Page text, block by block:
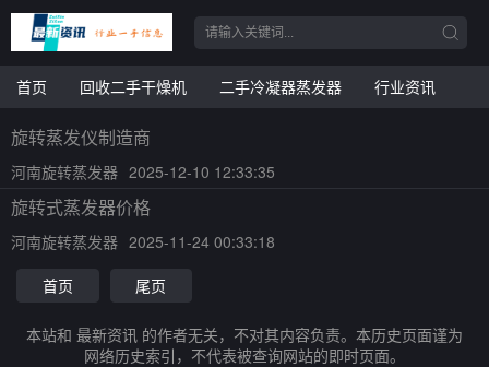
首页 回收二手干燥机 二手冷凝器蒸发器 行业资讯
旋转蒸发仪制造商
河南旋转蒸发器 2025-12-10 12:33:35
旋转式蒸发器价格
河南旋转蒸发器 2025-11-24 00:33:18
首页
尾页
本站和 最新资讯 的作者无关，不对其内容负责。本历史页面谨为
网络历史索引，不代表被查询网站的即时页面。